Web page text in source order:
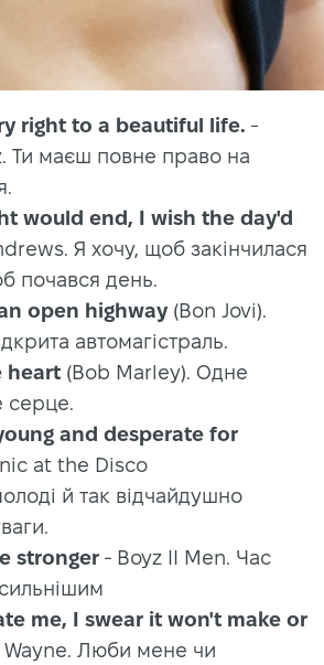
right to a beautiful life. -
Ти маєш повне право на
would end, I wish the day'd
Я хочу, щоб закінчилася
почався день.
open highway (Bon Jovi).
автомагістраль.
heart (Bob Marley). Одне
серце.
and desperate for
at the Disco
й так відчайдушно
stronger - Boyz II Men. Час
me, I swear it won't make or
Wayne. Люби мене чи